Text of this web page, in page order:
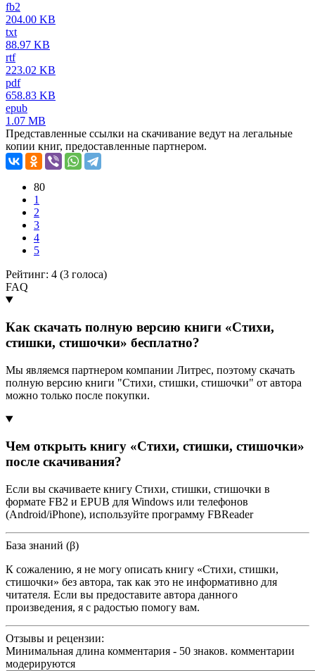
fb2
204.00 KB
txt
88.97 KB
rtf
223.02 KB
pdf
658.83 KB
epub
1.07 MB
Представленные ссылки на скачивание ведут на легальные
копии книг, предоставленные партнером.
80
1
2
3
4
5
Рейтинг: 4 (3 голоса)
FAQ
Как скачать полную версию книги «Стихи,
стишки, стишочки» бесплатно?
Мы являемся партнером компании Литрес, поэтому скачать
полную версию книги "Стихи, стишки, стишочки" от автора
можно только после покупки.
Чем открыть книгу «Стихи, стишки, стишочки»
после скачивания?
Если вы скачиваете книгу Стихи, стишки, стишочки в
формате FB2 и EPUB для Windows или телефонов
(Android/iPhone), используйте программу FBReader
База знаний (β)
К сожалению, я не могу описать книгу «Стихи, стишки,
стишочки» без автора, так как это не информативно для
читателя. Если вы предоставите автора данного
произведения, я с радостью помогу вам.
Отзывы и рецензии:
Минимальная длина комментария - 50 знаков. комментарии
модерируются